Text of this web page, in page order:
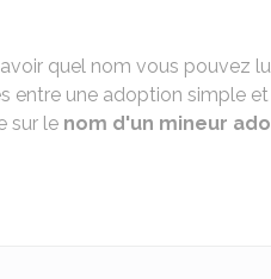
quel nom vous pouvez
entre une adoption simple et
sur le nom d'un mineur